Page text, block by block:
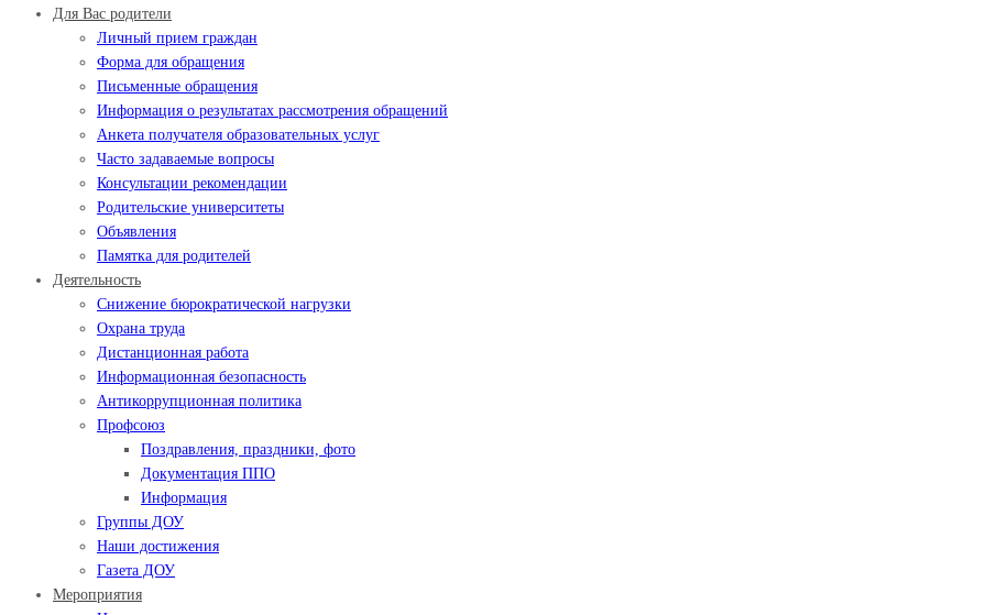
Для Вас родители
Личный прием граждан
Форма для обращения
Письменные обращения
Информация о результатах рассмотрения обращений
Анкета получателя образовательных услуг
Часто задаваемые вопросы
Консультации рекомендации
Родительские университеты
Объявления
Памятка для родителей
Деятельность
Снижение бюрократической нагрузки
Охрана труда
Дистанционная работа
Информационная безопасность
Антикоррупционная политика
Профсоюз
Поздравления, праздники, фото
Документация ППО
Информация
Группы ДОУ
Наши достижения
Газета ДОУ
Мероприятия